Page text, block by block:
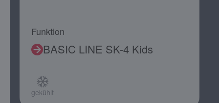
Funktion
BASIC LINE SK-4 Kids
gekühlt